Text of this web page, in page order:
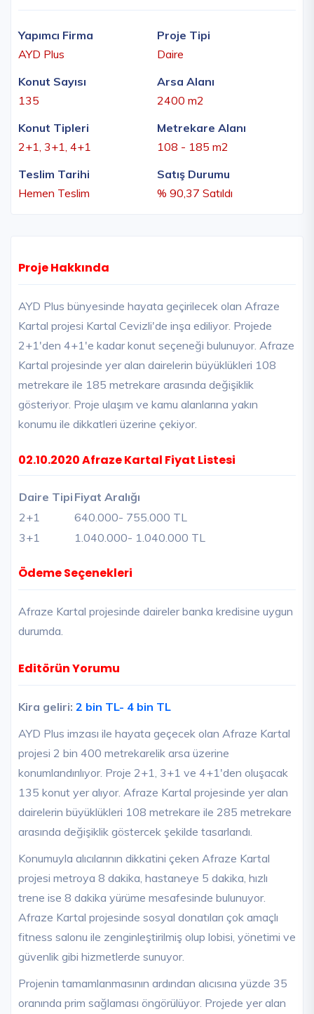
Yapımcı Firma
AYD Plus
Proje Tipi
Daire
Konut Sayısı
135
Arsa Alanı
2400 m2
Konut Tipleri
2+1, 3+1, 4+1
Metrekare Alanı
108 - 185 m2
Teslim Tarihi
Hemen Teslim
Satış Durumu
% 90,37 Satıldı
Proje Hakkında
AYD Plus bünyesinde hayata geçirilecek olan Afraze
Kartal projesi Kartal Cevizli'de inşa ediliyor. Projede
2+1'den 4+1'e kadar konut seçeneği bulunuyor. Afraze
Kartal projesinde yer alan dairelerin büyüklükleri 108
metrekare ile 185 metrekare arasında değişiklik
gösteriyor. Proje ulaşım ve kamu alanlarına yakın
konumu ile dikkatleri üzerine çekiyor.
02.10.2020 Afraze Kartal Fiyat Listesi
Daire Tipi Fiyat Aralığı
2+1
640.000- 755.000 TL
3+1
1.040.000- 1.040.000 TL
Ödeme Seçenekleri
Afraze Kartal projesinde daireler banka kredisine uygun
durumda.
Editörün Yorumu
Kira geliri: 2 bin TL- 4 bin TL
AYD Plus imzası ile hayata geçecek olan Afraze Kartal
projesi 2 bin 400 metrekarelik arsa üzerine
konumlandırılıyor. Proje 2+1, 3+1 ve 4+1'den oluşacak
135 konut yer alıyor. Afraze Kartal projesinde yer alan
dairelerin büyüklükleri 108 metrekare ile 285 metrekare
arasında değişiklik göstercek şekilde tasarlandı.
Konumuyla alıcılarının dikkatini çeken Afraze Kartal
projesi metroya 8 dakika, hastaneye 5 dakika, hızlı
trene ise 8 dakika yürüme mesafesinde bulunuyor.
Afraze Kartal projesinde sosyal donatıları çok amaçlı
fitness salonu ile zenginleştirilmiş olup lobisi, yönetimi ve
güvenlik gibi hizmetlerde sunuyor.
Projenin tamamlanmasının ardından alıcısına yüzde 35
oranında prim sağlaması öngörülüyor. Projede yer alan